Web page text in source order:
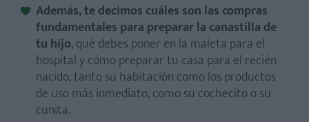
Además, te decimos cuáles son las compras
fundamentales para preparar la canastilla de
tu hijo, qué debes poner en la maleta para el
hospital y cómo preparar tu casa para el recién
nacido, tanto su habitación como los productos
de uso más inmediato, como su cochecito o su
cunita.